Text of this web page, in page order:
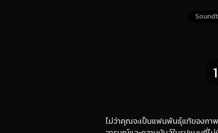
1
ไม่ว่าคุณจะเป็นแฟนพันธุ์แท้ของภ